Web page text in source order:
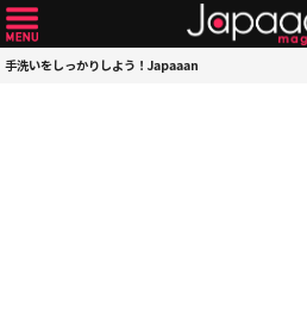
手洗いをしっかりしよう！Japaaan